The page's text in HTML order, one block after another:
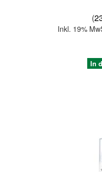
(
Inkl. 19%
In